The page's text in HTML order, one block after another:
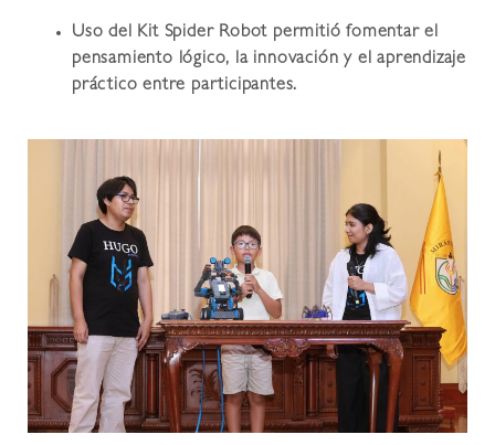
Uso del Kit Spider Robot permitió fomentar el
pensamiento lógico, la innovación y el aprendizaje
práctico entre participantes.